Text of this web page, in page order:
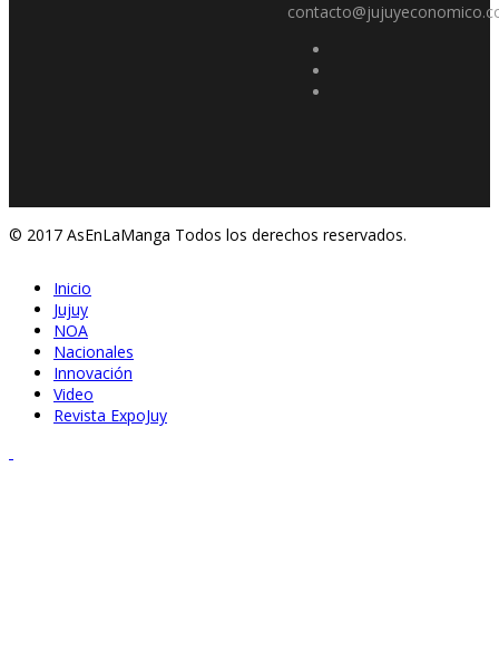
© 2017 AsEnLaManga Todos los derechos reservados.
Inicio
Jujuy
NOA
Nacionales
Innovación
Video
Revista ExpoJuy